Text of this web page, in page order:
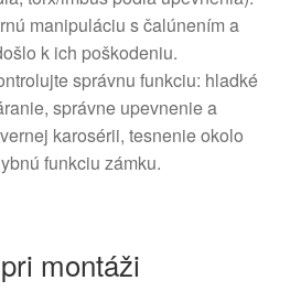
manipuláciu s čalúnením a
k ich poškodeniu.
správnu funkciu: hladké
správne upevnenie a
karosérii, tesnenie okolo
funkciu zámku.
montáži